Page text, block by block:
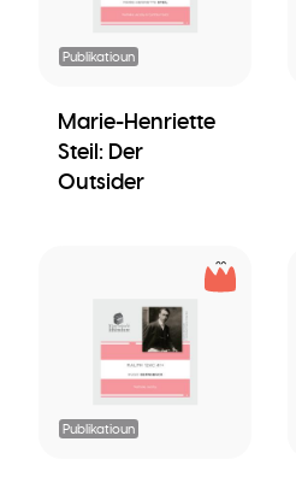
Publikatioun
Marie-Henriette
Steil: Der
Outsider
Publikatioun